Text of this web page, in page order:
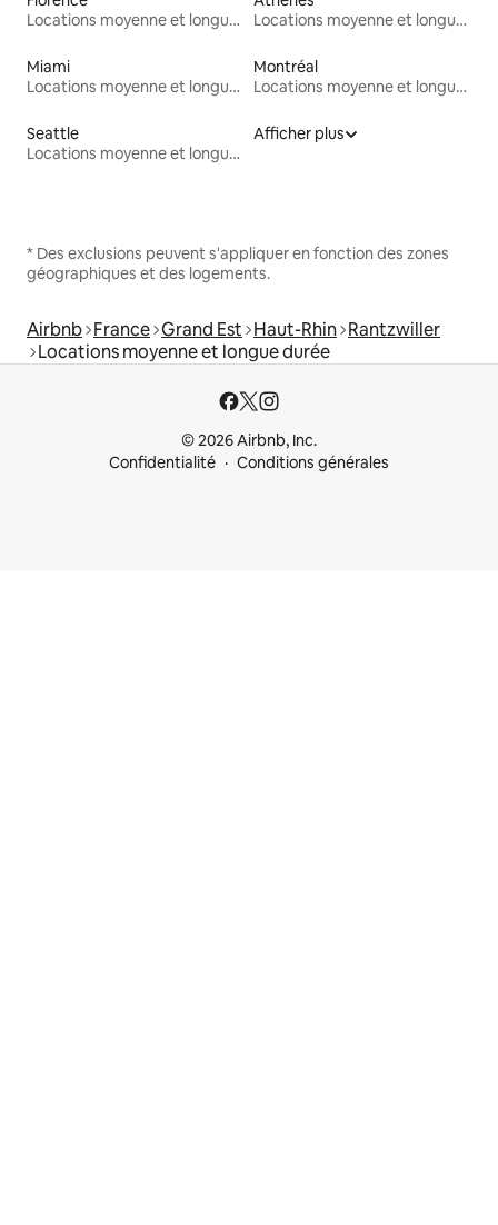
Locations moyenne et longue durée
Locations moyenne et longue durée
Miami
Locations moyenne et longue durée
Montréal
Locations moyenne et longue durée
Seattle
Locations moyenne et longue durée
Afficher plus
* Des exclusions peuvent s'appliquer en fonction des zones
géographiques et des logements.
Airbnb France Grand Est Haut-Rhin Rantzwiller
Locations moyenne et longue durée
© 2026 Airbnb, Inc.
Confidentialité
Conditions générales